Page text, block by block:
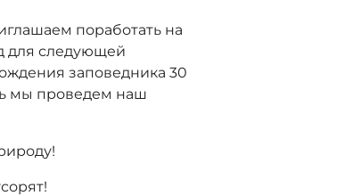
поработать на
для следующей
заповедника 30
мы проведем наш